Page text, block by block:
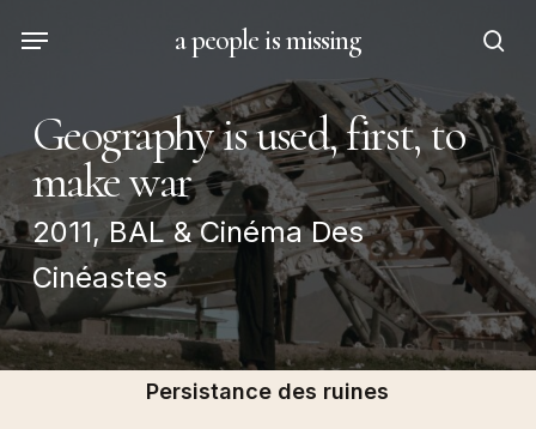
content
a people is missing
Menu
Geography is used, first, to
make war
2011, BAL & Cinéma Des
Cinéastes
Persistance des ruines